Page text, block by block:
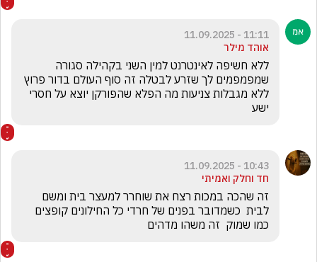
11:11 - 11.09.2025
אוהד מילר
ישע
10:43 - 11.09.2025
חד וחלק ואמיתי
כמו שמוק  זה משהו מדהים